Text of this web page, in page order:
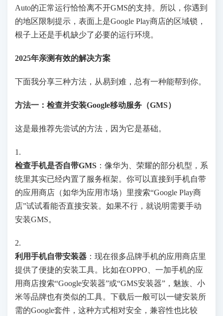
Auto的正常运行恰恰离不开GMS的支持。所以，你遇到
的地区限制提示，表面上是Google Play商店的区域锁，
根子上还是手机缺少了必要的运行环境。
2025年亲测有效的解决方案
下面我分享三种方法，从易到难，总有一种能帮到你。
方法一：检查并安装Google移动服务（GMS）
这是最推荐先尝试的方法，因为它是基础。
1.
检查手机是否自带GMS ：像华为、荣耀的部分机型，系
统里其实已经内置了服务框架。你可以直接到手机自带
的应用商店（如华为应用市场）里搜索“Google Play商
店”试试看能否直接安装。如果不行，就说明需要手动
安装GMS。
2.
利用手机自带安装器 ：现在很多品牌手机的应用商店里
提供了便捷的安装工具。比如在OPPO、一加手机的应
用商店搜索“Google安装器”或“GMS安装器”，魅族、小
米等品牌也有类似的工具。下载后一般可以一键安装所
需的Google套件，这种方式相对安全，兼容性也比较